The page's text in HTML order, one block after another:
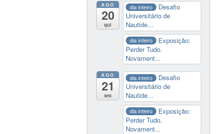
AGO
20
qui
dia inteiro
Desafio
Universitário de
Nautide...
dia inteiro
Exposição:
Perder Tudo.
Novament...
AGO
21
sex
dia inteiro
Desafio
Universitário de
Nautide...
dia inteiro
Exposição:
Perder Tudo.
Novament...